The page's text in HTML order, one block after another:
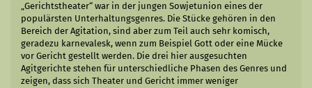
„Gerichtstheater“ war in der jungen Sowjetunion eines der
populärsten Unterhaltungsgenres. Die Stücke gehören in den
Bereich der Agitation, sind aber zum Teil auch sehr komisch,
geradezu karnevalesk, wenn zum Beispiel Gott oder eine Mücke
vor Gericht gestellt werden. Die drei hier ausgesuchten
Agitgerichte stehen für unterschiedliche Phasen des Genres und
zeigen, dass sich Theater und Gericht immer weniger